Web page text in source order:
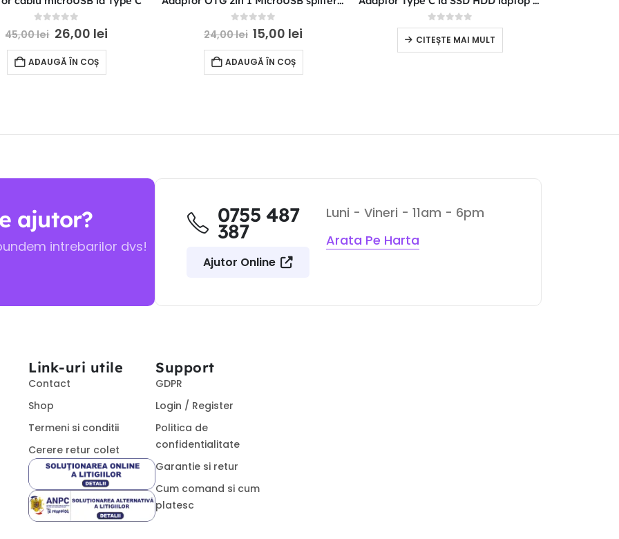
out of 5
45,00lei 26,00 lei
ADAUGĂ ÎN COȘ
out of 5
24,00lei 15,00 lei
ADAUGĂ ÎN COȘ
0out of 5
CITEȘTE MAI MULT
ajutor?
intrebarilor dvs!
0755 487
387
Ajutor Online
Luni - Vineri - 11am - 6pm
Arata Pe Harta
Link-uri utile
Contact
Shop
Termeni si conditii
Cerere retur colet
Support
GDPR
Login / Register
Politica de
confidentialitate
Garantie si retur
Cum comand si cum
platesc